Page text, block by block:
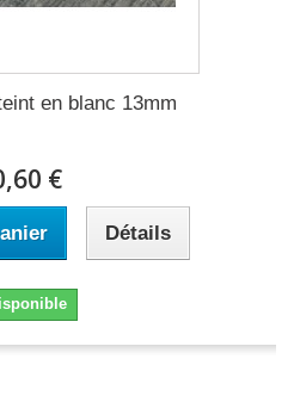
en blanc 13mm
€
Détails